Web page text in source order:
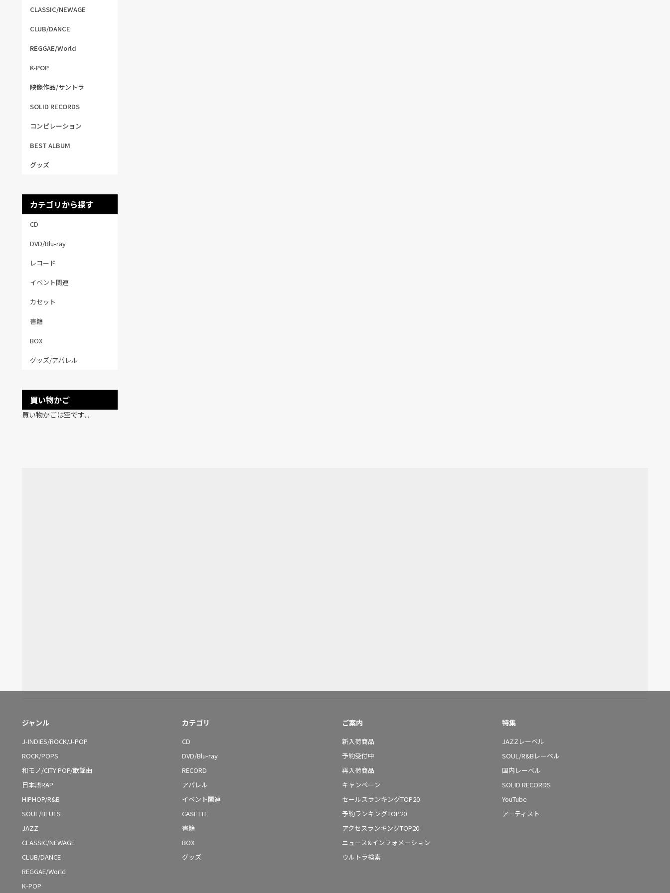
CLASSIC/NEWAGE
CLUB/DANCE
REGGAE/World
K-POP
映像作品/サントラ
SOLID RECORDS
コンピレーション
BEST ALBUM
グッズ
カテゴリから探す
CD
DVD/Blu-ray
レコード
イベント関連
カセット
書籍
BOX
グッズ/アパレル
買い物かご
買い物かごは空です...
ジャンル
J-INDIES/ROCK/J-POP
ROCK/POPS
和モノ/CITY POP/歌謡曲
日本語RAP
HIPHOP/R&B
SOUL/BLUES
JAZZ
CLASSIC/NEWAGE
CLUB/DANCE
REGGAE/World
K-POP
カテゴリ
CD
DVD/Blu-ray
RECORD
アパレル
イベント関連
CASETTE
書籍
BOX
グッズ
ご案内
新入荷商品
予約受付中
再入荷商品
キャンペーン
セールスランキングTOP20
予約ランキングTOP20
アクセスランキングTOP20
ニュース&インフォメーション
ウルトラ検索
特集
JAZZレーベル
SOUL/R&Bレーベル
国内レーベル
SOLID RECORDS
YouTube
アーティスト